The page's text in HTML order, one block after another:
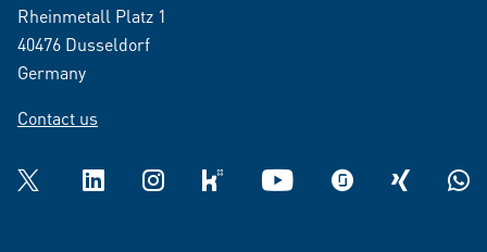
Rheinmetall Platz 1
40476 Dusseldorf
Germany
Contact us
Twitter LinkedInInstagramkununu YouTube glassdoorXING